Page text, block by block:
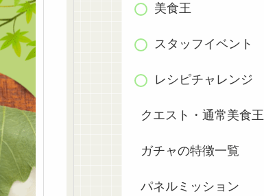
美食王
スタッフイベント
レシピチャレンジ
クエスト・通常美食王
ガチャの特徴一覧
パネルミッション